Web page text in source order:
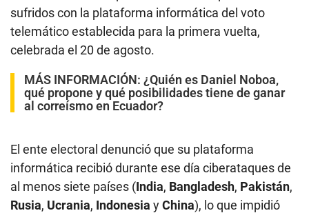
sufridos con la plataforma informática del voto
telemático establecida para la primera vuelta,
celebrada el 20 de agosto.
MÁS INFORMACIÓN: ¿Quién es Daniel Noboa,
qué propone y qué posibilidades tiene de ganar
al correísmo en Ecuador?
El ente electoral denunció que su plataforma
informática recibió durante ese día ciberataques de
al menos siete países (India, Bangladesh, Pakistán,
Rusia, Ucrania, Indonesia yChina), lo que impidió